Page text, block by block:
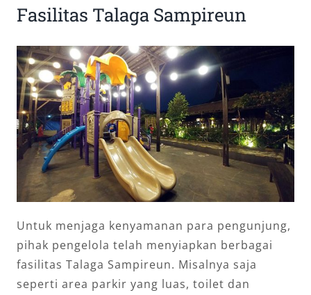
Fasilitas Talaga Sampireun
Untuk menjaga kenyamanan para pengunjung,
pihak pengelola telah menyiapkan berbagai
fasilitas Talaga Sampireun. Misalnya saja
seperti area parkir yang luas, toilet dan